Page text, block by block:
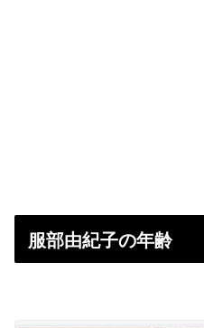
服部由紀子の年齢